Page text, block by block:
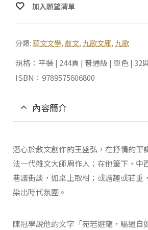
加入願望清單
分類: 華文文學, 散文, 九歌文庫, 九歌
規格：平裝 | 244頁 | 普通級 | 單色 | 32
ISBN：9789575606800
內容簡介
潛心於散文創作的王盛弘，在抒情的筆
法一代雜文大師周作人；在他筆下，中
巷議街談，如桌上取柑；或諧趣或莊重
染出時代氛圍。
陳冠學說他的文字「宛若遊龍，驅遣自